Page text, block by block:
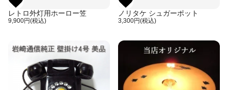
レトロ外灯用ホーロー笠
9,900円(税込)
ノリタケ シュガーポット
3,300円(税込)